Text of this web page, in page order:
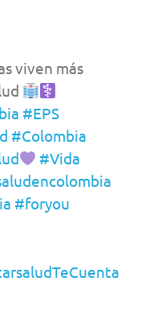
viven más
#EPS
#Colombia
#Vida
#foryou